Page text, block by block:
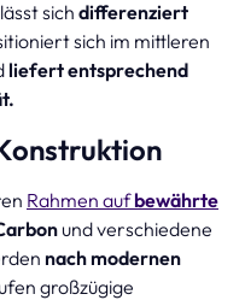
sich differenziert
sich im mittleren
liefert entsprechend
Rahmen aufbewährte
und verschiedene
nach modernen
großzügige